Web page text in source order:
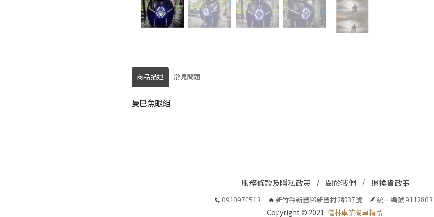
商品描述 常見問題
曼巴魚眼組
服務條款及隱私政策 關於我們 退換貨政策
0910970513 新竹縣新豐鄉新豐村2鄰37號
統一編號
Copyright © 2021 儒林車業機車精品